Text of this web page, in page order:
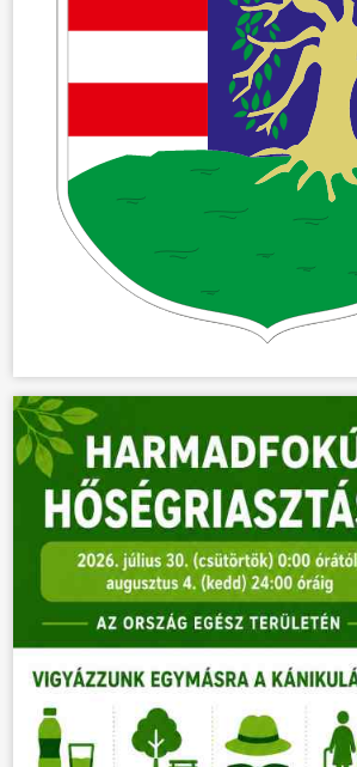
ÖNKORMÁNYZAT
ÜGYINTÉZÉS
KÖZÖSSÉG
HÍREK
VÁLASZTÁSOK